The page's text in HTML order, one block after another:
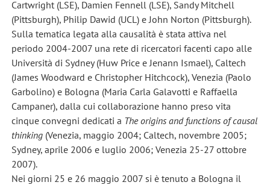
Cartwright (LSE), Damien Fennell (LSE), Sandy Mitchell
(Pittsburgh), Philip Dawid (UCL) e John Norton (Pittsburgh).
Sulla tematica legata alla causalità è stata attiva nel
periodo 2004-2007 una rete di ricercatori facenti capo alle
Università di Sydney (Huw Price e Jenann Ismael), Caltech
(James Woodward e Christopher Hitchcock), Venezia (Paolo
Garbolino) e Bologna (Maria Carla Galavotti e Raffaella
Campaner), dalla cui collaborazione hanno preso vita
cinque convegni dedicati a The origins and functions of causal
thinking(Venezia, maggio 2004; Caltech, novembre 2005;
Sydney, aprile 2006 e luglio 2006; Venezia 25-27 ottobre
2007).
Nei giorni 25 e 26 maggio 2007 si è tenuto a Bologna il